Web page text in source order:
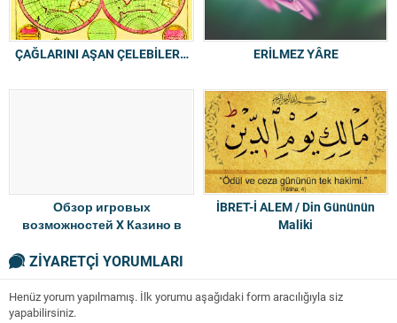
ÇAĞLARINI AŞAN ÇELEBİLER… ERİLMEZ YÂRE
Обзор игровых
возможностей X Казино в
İBRET-İ ALEM / Din Gününün
Maliki
ZİYARETÇİ YORUMLARI
Henüz yorum yapılmamış. İlk yorumu aşağıdaki form aracılığıyla siz
yapabilirsiniz.